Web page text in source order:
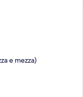
e mezza)